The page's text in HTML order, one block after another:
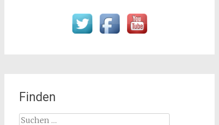
Finden
Suchen